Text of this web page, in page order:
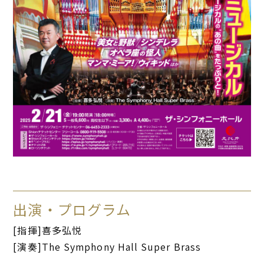
出演・プログラム
[指揮]喜多弘悦
[演奏]The Symphony Hall Super Brass